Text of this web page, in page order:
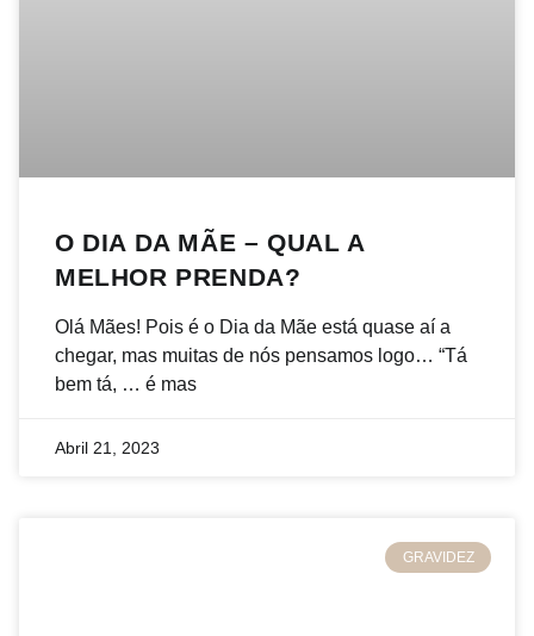
O DIA DA MÃE – QUAL A
MELHOR PRENDA?
Olá Mães! Pois é o Dia da Mãe está quase aí a
chegar, mas muitas de nós pensamos logo… “Tá
bem tá, … é mas
Abril 21, 2023
GRAVIDEZ